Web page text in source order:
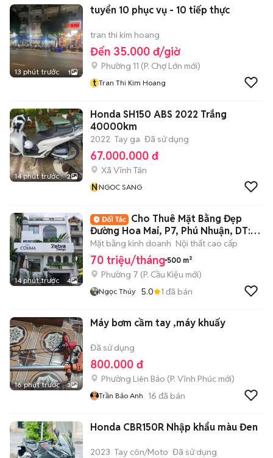
13 phút trước 1
tuyển 10 phục vụ - 10 tiếp thực
tran thi kim hoang
Đến 35.000 đ/giờ
Phường 11 (P. Chợ Lớn mới)
t Tran Thi Kim Hoang
14 phút trước 2
Honda SH150 ABS 2022 Trắng
40000km
2022 Tay ga Đã sử dụng
67.000.000 đ
Xã Vĩnh Tân
NNGOC SANG
14 phút trước 4
Cho Thuê Mặt Bằng Đẹp
Đường Hoa Mai, P7, Phú Nhuận, DT:
8x20m
Mặt bằng kinh doanh Nội thất cao cấp
70 triệu/tháng 500 m²
Phường 7 (P. Cầu Kiệu mới)
Ngọc Thúy 5.0 1 đã bán
16 phút trước 3
Máy bơm cầm tay ,máy khuấy
Đã sử dụng
800.000 đ
Phường Liên Bảo (P. Vĩnh Phúc mới)
Trần Bảo Anh 16 đã bán
Honda CBR150R Nhập khẩu màu Đen
2023 Tay côn/Moto Đã sử dụng